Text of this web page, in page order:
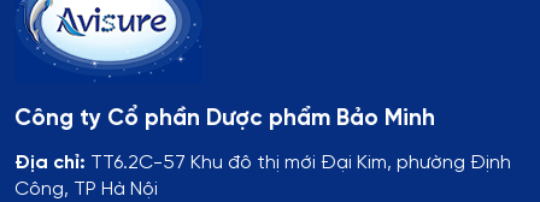
Công ty Cổ phần Dược phẩm Bảo Minh
Địa chỉ: TT6.2C-57 Khu đô thị mới Đại Kim, phường Định
Công, TP Hà Nội